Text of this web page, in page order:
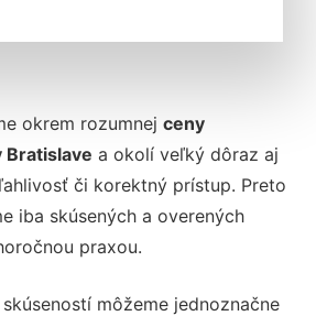
okrem rozumnej ceny
Bratislave a okolí veľký dôraz aj
či korektný prístup. Preto
iba skúsených a overených
praxou.
môžeme jednoznačne